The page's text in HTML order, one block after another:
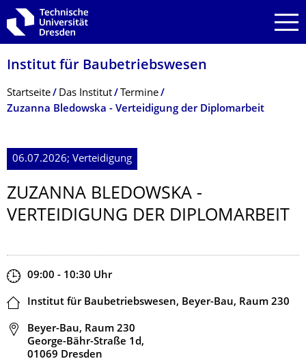
Zur Hauptnavigation springen
Zur Suche springen
Zum Inhalt springen
Institut für Baubetriebswesen
Breadcrumb-Menü
Startseite Das Institut
Termine
Zuzanna Bledowska - Verteidigung der Diplomarbeit
06.07.2026; Verteidigung
ZUZANNA BLEDOWSKA -
VERTEIDIGUNG DER DIPLOMARBEIT
Zeit
09:00 - 10:30 Uhr
Ort
Institut für Baubetriebswesen, Beyer-Bau, Raum 230
Adresse
Beyer-Bau, Raum 230
George-Bähr-Straße 1d,
01069 Dresden